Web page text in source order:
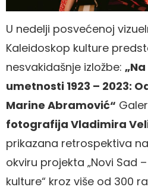
U nedelji posvećenoj
Kaleidoskop kulture
nesvakidašnje izložbe:
umetnosti 1923 – 2023:
Marine Abramović“
fotografija Vladimira
prikazana retrospektiva
okviru projekta „Novi Sad
kulture“ kroz više od 300